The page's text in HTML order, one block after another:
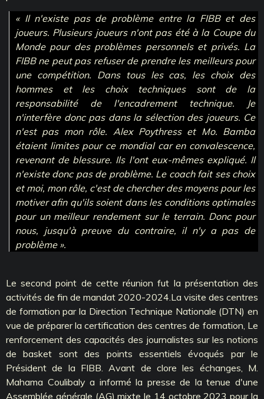
« Il n'existe pas de problème entre la FIBB et des
joueurs. Plusieurs joueurs n'ont pas été à la Coupe du
Monde pour des problèmes personnels et privés. La
FIBB ne peut pas refuser de prendre les meilleurs pour
une compétition. Dans tous les cas, les choix des
hommes et les choix techniques sont de la
responsabilité de l'encadrement technique. Je
n'interfère donc pas dans la sélection des joueurs. Ce
n'est pas mon rôle. Alex Poythress et Mo. Bamba
étaient limites pour ce mondial car en convalescence,
revenant de blessure. Ils l'ont eux-mêmes expliqué. Il
n'existe donc pas de problème. Le coach fait ses choix
et moi, mon rôle, c'est de chercher des moyens pour les
motiver afin qu'ils soient dans les conditions optimales
pour un meilleur rendement sur le terrain. Donc pour
nous, jusqu'à preuve du contraire, il n'y a pas de
problème ».
Le second point de cette réunion fut la présentation des
activités de fin de mandat 2020-2024.La visite des centres
de formation par la Direction Technique Nationale (DTN) en
vue de préparer la certification des centres de formation, Le
renforcement des capacités des journalistes sur les notions
de basket sont des points essentiels évoqués par le
Président de la FIBB. Avant de clore les échanges, M.
Mahama Coulibaly a informé la presse de la tenue d'une
Assemblée générale (AG) mixte le 14 octobre 2023 pour la